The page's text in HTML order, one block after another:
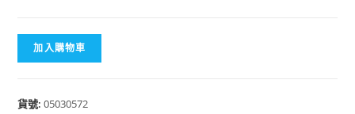
加入購物車
貨號:05030572